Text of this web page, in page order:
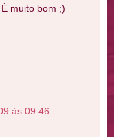
muito bom ;)
às 09:46